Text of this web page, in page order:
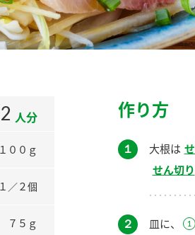
2 人分
１００ｇ
１／２個
７５ｇ
作り方
１ 大根は
せん切り
２ 皿に、